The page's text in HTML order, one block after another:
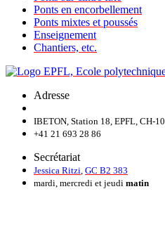
Ponts en encorbellement
Ponts mixtes et poussés
Enseignement
Chantiers, etc.
Adresse
IBETON, Station 18, EPFL, CH-
+41 21 693 28 86
Secrétariat
Jessica Ritzi GC B2 383
mardi, mercredi et jeudi matin